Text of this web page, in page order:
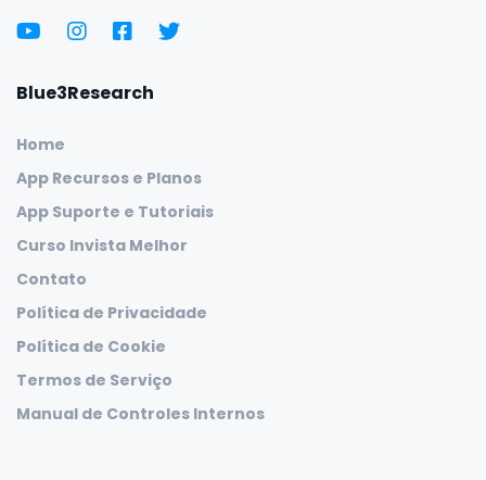
Blue3Research
Home
App Recursos e Planos
App Suporte e Tutoriais
Curso Invista Melhor
Contato
Política de Privacidade
Política de Cookie
Termos de Serviço
Manual de Controles Internos